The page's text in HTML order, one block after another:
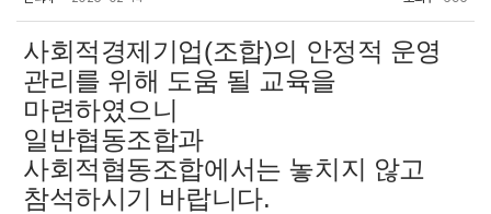
사회적경제기업(조합)의 안정적 운영
관리를 위해 도움 될 교육을
마련하였으니
일반협동조합과
사회적협동조합에서는 놓치지 않고
참석하시기 바랍니다.